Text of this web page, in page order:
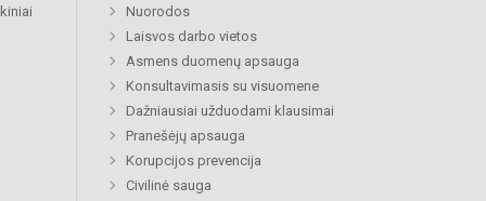
Nuorodos
Laisvos darbo vietos
Asmens duomenų apsauga
Konsultavimasis su visuomene
Dažniausiai užduodami klausimai
Pranešėjų apsauga
Korupcijos prevencija
Civilinė sauga